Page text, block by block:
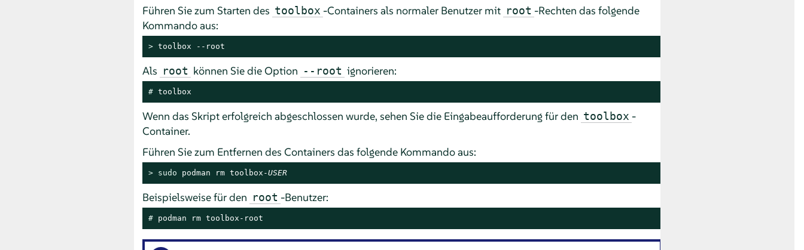
Führen Sie zum Starten des toolbox -Containers als normaler Benutzer mit root -Rechten das folgende
Kommando aus:
> toolbox --root
Als root können Sie die Option --root ignorieren:
# toolbox
Wenn das Skript erfolgreich abgeschlossen wurde, sehen Sie die Eingabeaufforderung für den toolbox -
Container.
Führen Sie zum Entfernen des Containers das folgende Kommando aus:
> sudo podman rm toolbox-USER
Beispielsweise für den root -Benutzer:
# podman rm toolbox-root